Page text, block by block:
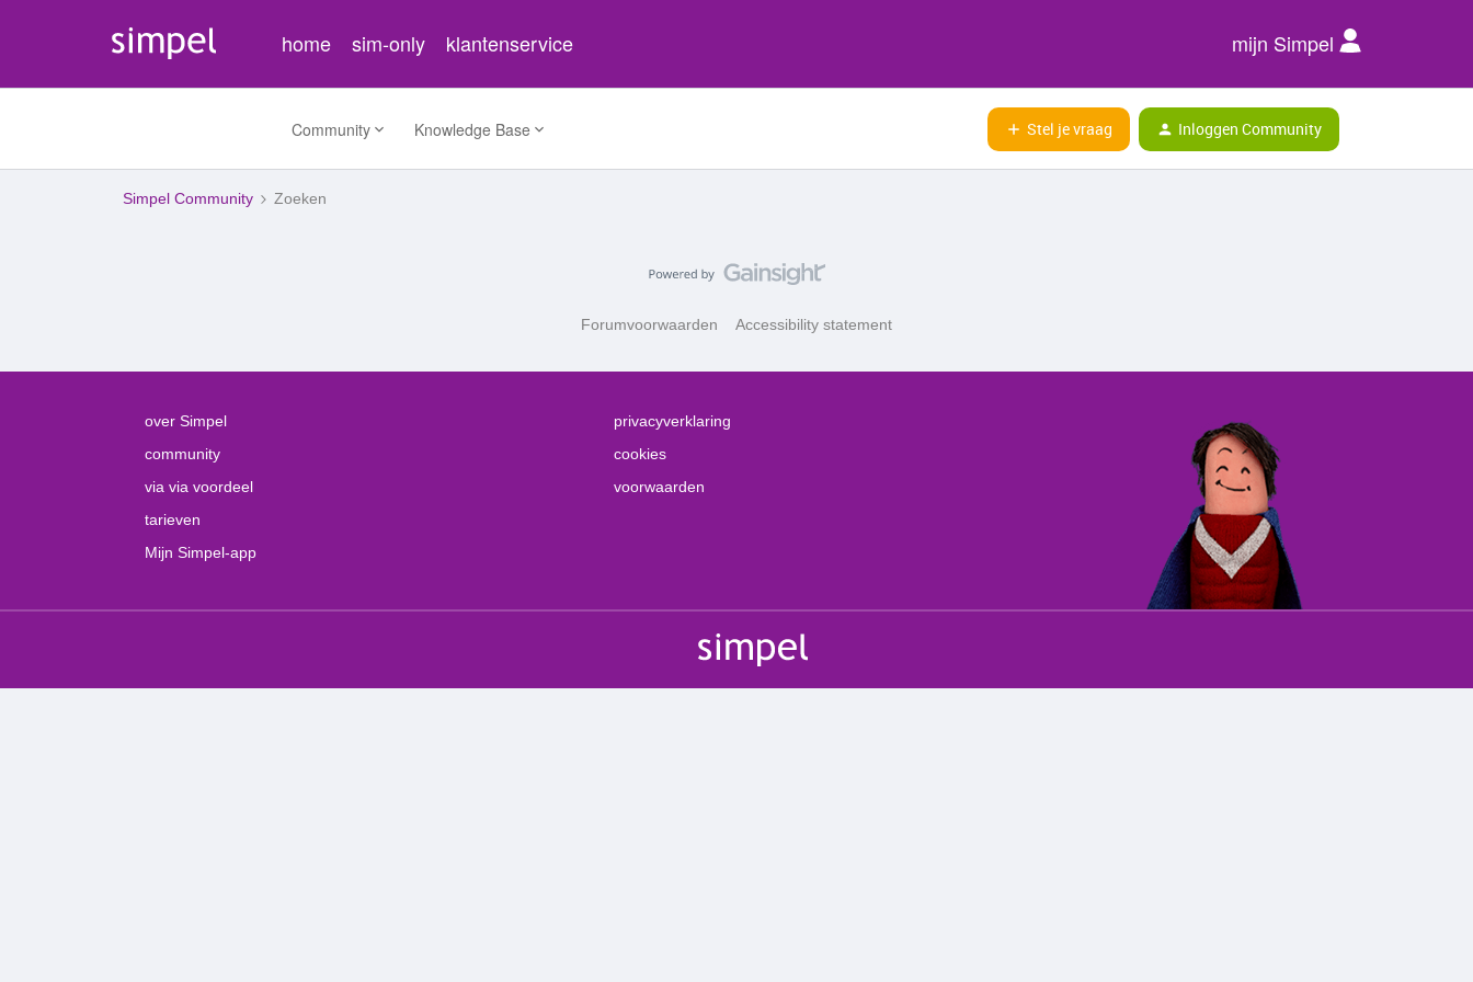
home sim-only klantenservice mijn Simpel
Community Knowledge Base Stel je vraag Inloggen Community
Simpel Community Zoeken
Forumvoorwaarden Accessibility statement
over Simpel
community
via via voordeel
tarieven
Mijn Simpel-app
privacyverklaring
cookies
voorwaarden